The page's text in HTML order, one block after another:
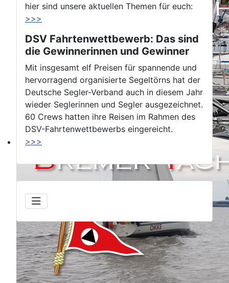
hier sind unsere aktuellen Themen für euch:
>>>
DSV Fahrtenwettbewerb: Das sind
die Gewinnerinnen und Gewinner
Mit insgesamt elf Preisen für spannende und
hervorragend organisierte Segeltörns hat der
Deutsche Segler-Verband auch in diesem Jahr
wieder Seglerinnen und Segler ausgezeichnet.
60 Crews hatten ihre Reisen im Rahmen des
DSV-Fahrtenwettbewerbs eingereicht.
>>>